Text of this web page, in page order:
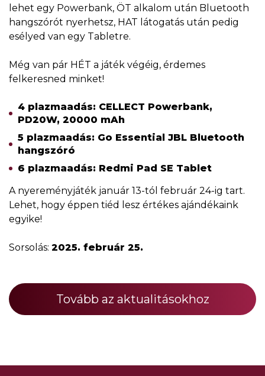
lehet egy Powerbank, ÖT alkalom után Bluetooth
hangszórót nyerhetsz, HAT látogatás után pedig
esélyed van egy Tabletre.
Még van pár HÉT a játék végéig, érdemes
felkeresned minket!
4 plazmaadás: CELLECT Powerbank,
PD20W, 20000 mAh
5 plazmaadás: Go Essential JBL Bluetooth
hangszóró
6 plazmaadás: Redmi Pad SE Tablet
A nyereményjáték január 13-tól február 24-ig tart.
Lehet, hogy éppen tiéd lesz értékes ajándékaink
egyike!
Sorsolás: 2025. február 25.
Tovább az aktualitásokhoz